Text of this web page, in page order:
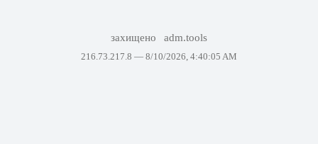
захищено adm.tools
216.73.217.8 — 8/10/2026, 4:40:05 AM